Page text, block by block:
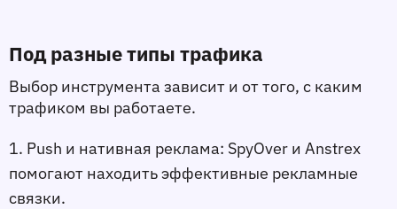
Под разные типы трафика
Выбор инструмента зависит и от того, с каким
трафиком вы работаете.
1. Push и нативная реклама: SpyOver и Anstrex
помогают находить эффективные рекламные
связки.